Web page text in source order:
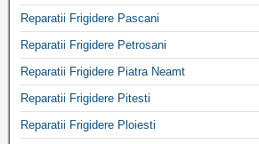
Reparatii Frigidere Pascani
Reparatii Frigidere Petrosani
Reparatii Frigidere Piatra Neamt
Reparatii Frigidere Pitesti
Reparatii Frigidere Ploiesti